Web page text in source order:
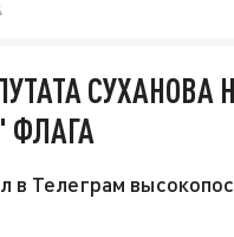
СУХАНОВА
ФЛАГА
в Телеграм